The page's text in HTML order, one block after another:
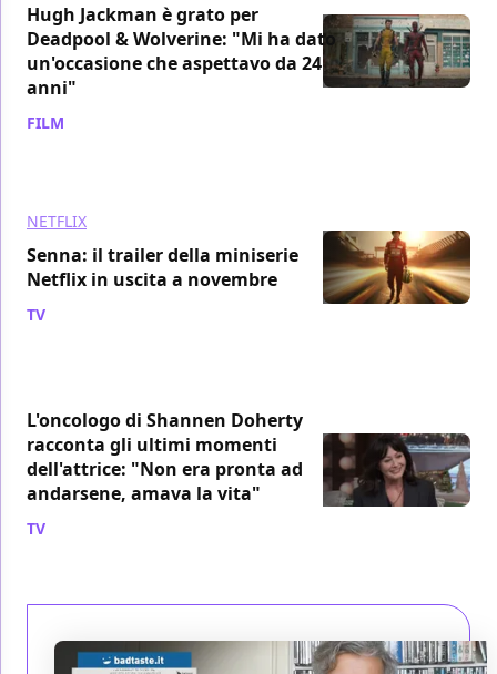
Hugh Jackman è grato per
Deadpool & Wolverine: "Mi ha dato
un'occasione che aspettavo da 24
anni"
FILM
NETFLIX
Senna: il trailer della miniserie
Netflix in uscita a novembre
TV
L'oncologo di Shannen Doherty
racconta gli ultimi momenti
dell'attrice: "Non era pronta ad
andarsene, amava la vita"
TV